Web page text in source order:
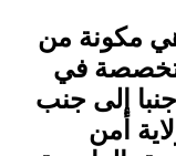
مكونة من
في
إلى جنب
أمن